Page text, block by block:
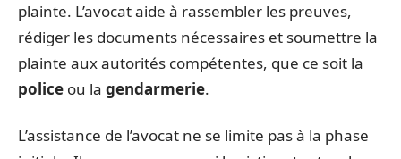
plainte. L’avocat aide à rassembler les preuves,
rédiger les documents nécessaires et soumettre la
plainte aux autorités compétentes, que ce soit la
police ou la gendarmerie.
L’assistance de l’avocat ne se limite pas à la phase